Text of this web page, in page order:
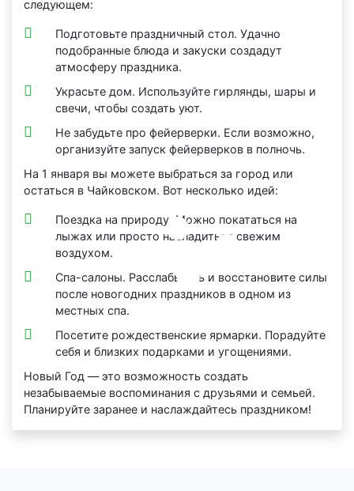
следующем:
Подготовьте праздничный стол. Удачно
подобранные блюда и закуски создадут
атмосферу праздника.
Украсьте дом. Используйте гирлянды, шары и
свечи, чтобы создать уют.
Не забудьте про фейерверки. Если возможно,
организуйте запуск фейерверков в полночь.
На 1 января вы можете выбраться за город или
остаться в Чайковском. Вот несколько идей:
Поездка на природу. Можно покататься на
лыжах или просто насладиться свежим
воздухом.
Спа-салоны. Расслабьтесь и восстановите силы
после новогодних праздников в одном из
местных спа.
Посетите рождественские ярмарки. Порадуйте
себя и близких подарками и угощениями.
Новый Год — это возможность создать
незабываемые воспоминания с друзьями и семьей.
Планируйте заранее и наслаждайтесь праздником!